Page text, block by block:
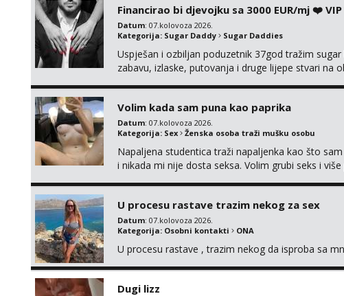
Financirao bi djevojku sa 3000 EUR/mj ❤️
Datum: 07.kolovoza 2026.
Kategorija: Sugar Daddy Sugar Daddies
Uspješan i ozbiljan poduzetnik 37god tražim
zabavu, izlaske, putovanja i druge lijepe stvari na
Volim kada sam puna kao paprika
Datum: 07.kolovoza 2026.
Kategorija: Sex Ženska osoba traži mušku osobu
Napaljena studentica traži napaljenka kao što
i nikada mi nije dosta seksa. Volim grubi seks i
U procesu rastave trazim nekog za sex
Datum: 07.kolovoza 2026.
Kategorija: Osobni kontakti ONA
U procesu rastave , trazim nekog da isproba sa
Dugi lizz